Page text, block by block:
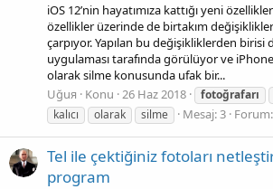
iOS 12’nin hayatımıza kattığı yeni
özellikler üzerinde de birtakım
çarpıyor. Yapılan bu değişikliklerden birisi
uygulaması tarafında görülüyor ve
olarak silme konusunda ufak bir...
Uğuя
Konu 26 Haz 2018 fotoğrafarı
kalıcı
olarak silme Mesaj: 3 Forum:
Tel ile çektiğiniz fotoları
program